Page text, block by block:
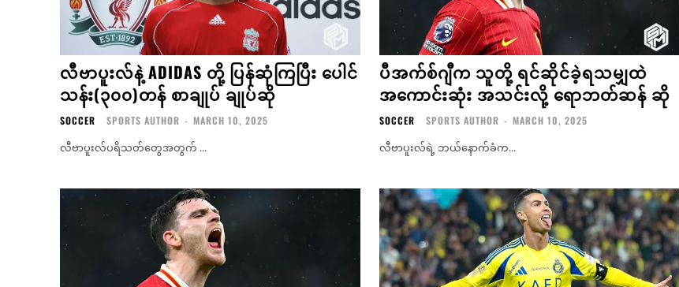
လီဗာပူးလ်နဲ့ ADIDAS တို့ ပြန်ဆုံကြပြီး ပေါင်
သန်း(၃၀၀)တန် စာချုပ် ချုပ်ဆို
SOCCER SPORTS AUTHOR - MARCH 10, 2025
လီဗာပူးလ်ပရိသတ်တွေအတွက် ...
ပီအက်စ်ဂျီက သူတို့ ရင်ဆိုင်ခဲ့ရသမျှထဲ
အကောင်းဆုံး အသင်းလို့ ရောဘတ်ဆန် ဆို
SOCCER SPORTS AUTHOR - MARCH 10, 2025
လီဗာပူးလ်ရဲ့ ဘယ်နောက်ခံက...